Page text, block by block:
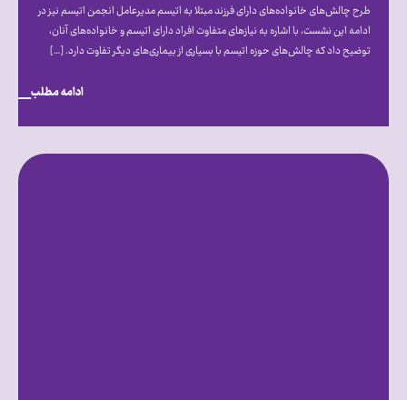
طرح چالش‌های خانواده‌های دارای فرزند مبتلا به اتیسم مدیرعامل انجمن اتیسم نیز در
ادامه این نشست، با اشاره به نیازهای متفاوت افراد دارای اتیسم و خانواده‌های آنان،
توضیح داد که چالش‌های حوزه اتیسم با بسیاری از بیماری‌های دیگر تفاوت دارد. […]
ادامه مطلب